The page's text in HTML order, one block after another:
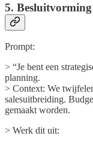
5.
Prompt:
> “Je bent een
planning.
> Context: We
salesuitbreiding.
gemaakt worden.
> Werk dit uit: